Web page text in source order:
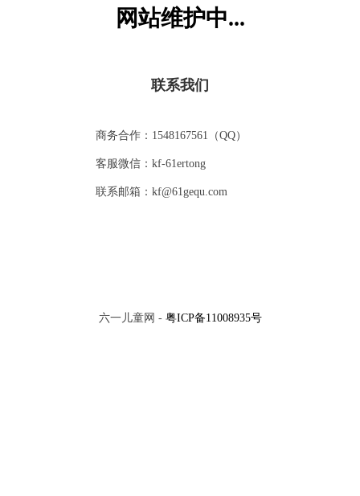
网站维护中...
联系我们
商务合作：1548167561（QQ）
客服微信：kf-61ertong
联系邮箱：kf@61gequ.com
六一儿童网 - 粤ICP备11008935号